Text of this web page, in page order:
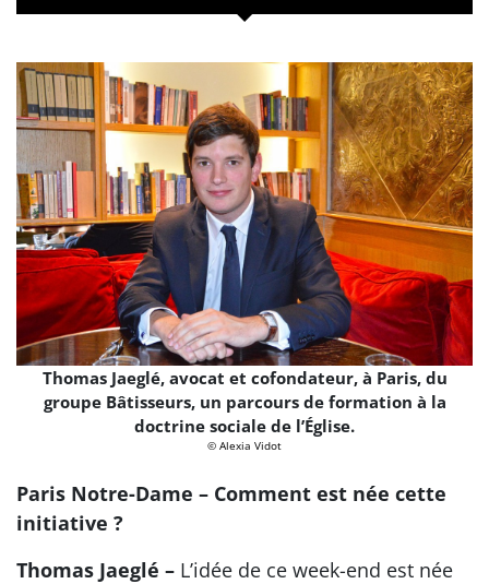
Thomas Jaeglé, avocat et cofondateur, à Paris, du
groupe Bâtisseurs, un parcours de formation à la
doctrine sociale de l’Église.
© Alexia Vidot
Paris Notre-Dame – Comment est née cette
initiative ?
Thomas Jaeglé – L’idée de ce week-end est née